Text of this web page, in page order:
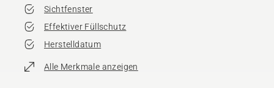
Sichtfenster
Effektiver Füllschutz
Herstelldatum
Alle Merkmale anzeigen